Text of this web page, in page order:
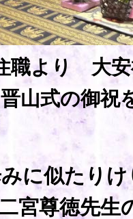
職より 大安
山式の御祝
みに似たり
宮尊徳先生